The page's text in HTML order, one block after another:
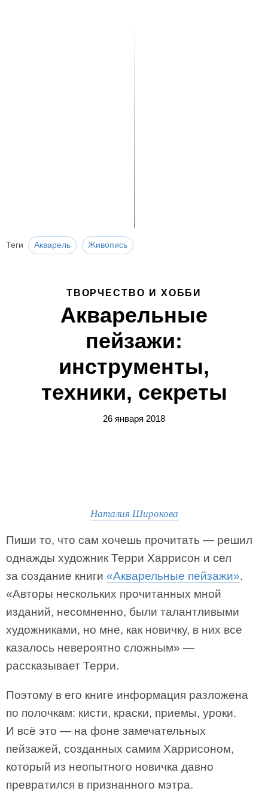
Теги Акварель Живопись
ТВОРЧЕСТВО И ХОББИ
Акварельные
пейзажи:
инструменты,
техники, секреты
26 января 2018
Наталия Широкова
Пиши то, что сам хочешь прочитать — решил
однажды художник Терри Харрисон и сел
за создание книги «Акварельные пейзажи».
«Авторы нескольких прочитанных мной
изданий, несомненно, были талантливыми
художниками, но мне, как новичку, в них все
казалось невероятно сложным» —
рассказывает Терри.
Поэтому в его книге информация разложена
по полочкам: кисти, краски, приемы, уроки.
И всё это — на фоне замечательных
пейзажей, созданных самим Харрисоном,
который из неопытного новичка давно
превратился в признанного мэтра.